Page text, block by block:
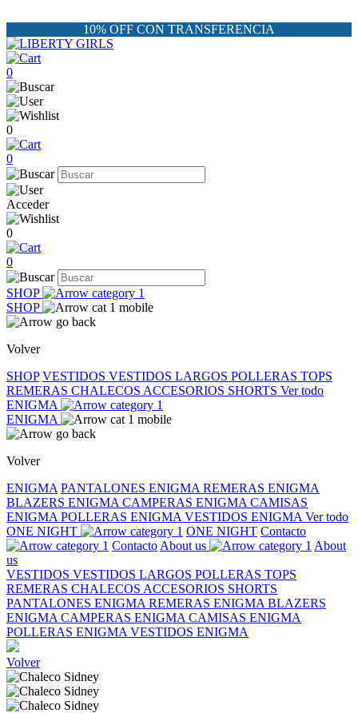
10% OFF CON TRANSFERENCIA
0
0
0
Acceder
0
0
SHOP
SHOP
Volver
SHOP VESTIDOS VESTIDOS LARGOS POLLERAS TOPS
REMERAS CHALECOS ACCESORIOS SHORTS Ver todo
ENIGMA
ENIGMA
Volver
ENIGMA PANTALONES ENIGMA REMERAS ENIGMA
BLAZERS ENIGMA CAMPERAS ENIGMA CAMISAS
ENIGMA POLLERAS ENIGMA VESTIDOS ENIGMA Ver todo
ONE NIGHT
ONE NIGHT Contacto
Contacto About us
About
us
VESTIDOS VESTIDOS LARGOS POLLERAS TOPS
REMERAS CHALECOS ACCESORIOS SHORTS
PANTALONES ENIGMA REMERAS ENIGMA BLAZERS
ENIGMA CAMPERAS ENIGMA CAMISAS ENIGMA
POLLERAS ENIGMA VESTIDOS ENIGMA
Volver